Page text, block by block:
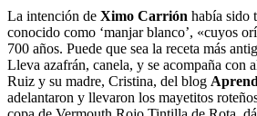
La intención de Ximo Carrión había sido
conocido como ‘manjar blanco’, «cuyos
700 años. Puede que sea la receta más
Lleva azafrán, canela, y se acompaña con
Ruiz y su madre, Cristina, del blog
adelantaron y llevaron los mayetitos